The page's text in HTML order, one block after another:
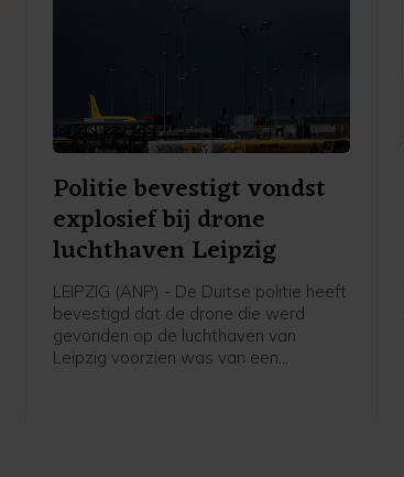
Politie bevestigt vondst
explosief bij drone
luchthaven Leipzig
LEIPZIG (ANP) - De Duitse politie heeft
bevestigd dat de drone die werd
gevonden op de luchthaven van
Leipzig voorzien was van een